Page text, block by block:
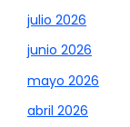
julio 2026
junio 2026
mayo 2026
abril 2026